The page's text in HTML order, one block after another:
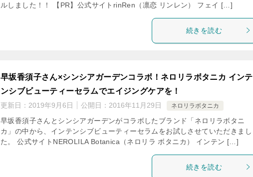
ルしました！！ 【PR】公式サイトrinRen（凛恋 リンレン） フェイ […]
続きを読む
早坂香須子さん×シンシアガーデンコラボ！ネロリラボタニカ インテ
ンシブビューティーセラムでエイジングケアを！
更新日： 2019年9月6日 公開日： 2016年11月29日 ネロリラボタニカ
早坂香須子さんとシンシアガーデンがコラボしたブランド「ネロリラボタニ
カ」の中から、インテンシブビューティーセラムをお試しさせていただきまし
た。 公式サイトNEROLILA Botanica（ネロリラ ボタニカ） インテン […]
続きを読む